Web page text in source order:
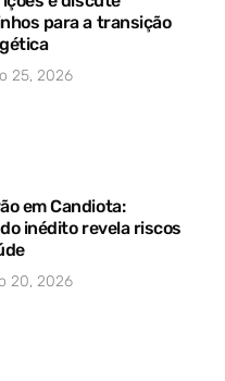
para a transição
25, 2026
em Candiota:
inédito revela riscos
20, 2026